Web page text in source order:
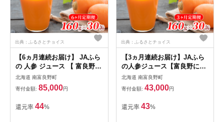
出典：ふるさとチョイス
【6ヵ月連続お届け】 JAふら
の 人参 ジュース 【 富良野
にんじん 100】30缶セット 定
期便 野菜飲料 にんじんジュ
ース 人参 野菜 飲料 ジュース
野菜ジュース 飲み物
北海道 南富良野町
寄付金額: 85,000円
還元率 44%
出典：ふるさとチョイス
【3ヵ月連続お届け】JAふら
の人参ジュース【富良野にん
じん100】30缶セット 定期便
果汁飲料 野菜飲料 にんじん
ジュース 人参 野菜 飲料類 ジ
ュース 野菜ジュース 飲み物
北海道 南富良野町
寄付金額: 43,000円
還元率 43%